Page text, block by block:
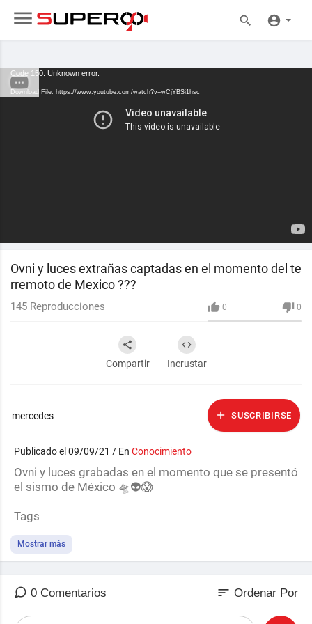
Code 150: Unknown error.
Download File: https://www.youtube.com/watch?v=wCjYBSi1hsc
Ovni y luces extrañas captadas en el momento del te
rremoto de Mexico ???
0 0
145 Reproducciones
Compartir Incrustar
mercedes SUSCRIBIRSE
Publicado el 09/09/21 / En Conocimiento
Ovni y luces grabadas en el momento que se presentó
el sismo de México 🛸👽😱
Tags
sismo mexico 7 septiembre 2021,
sismo mexico hoy magnitud,
sismo mexico 2021,
sismo mexico hoy 7 septiembre 2021,
Mostrar más
0 Comentarios sort Ordenar Por